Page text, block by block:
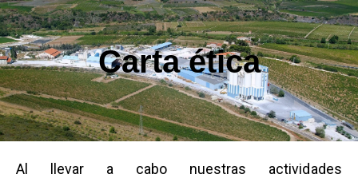
Carta ética
Al llevar a cabo nuestras actividades